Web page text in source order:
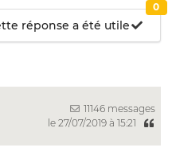
réponse a été utile
0
11146 messages
le 27/07/2019 à 15:21